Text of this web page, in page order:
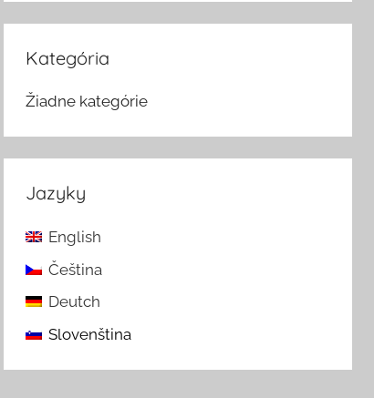
Kategória
Žiadne kategórie
Jazyky
English
Čeština
Deutch
Slovenština